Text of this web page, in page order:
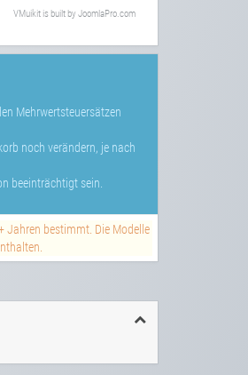
VMuikit is built by JoomlaPro.com
Mehrwertsteuersätzen
noch verändern, je nach
beeinträchtigt sein.
Jahren bestimmt. Die Modelle